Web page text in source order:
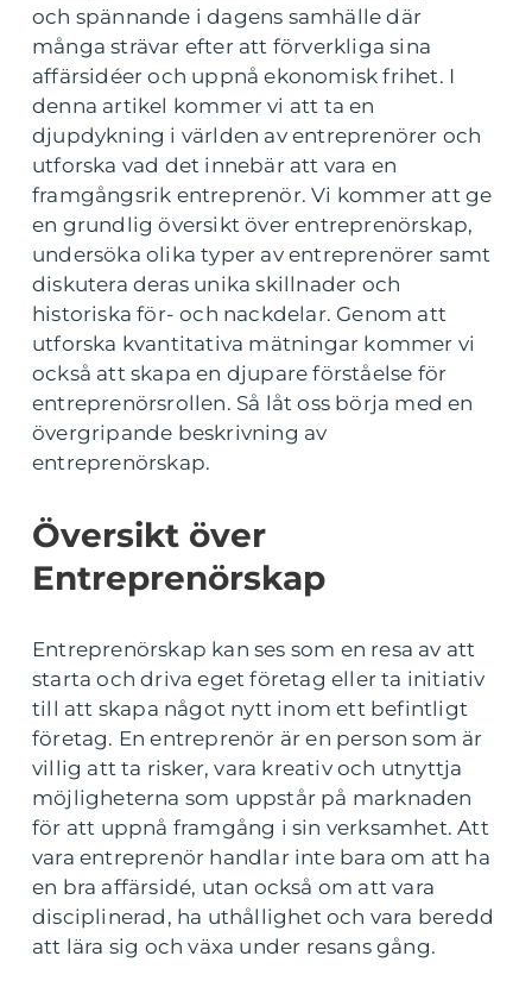
och spännande i dagens samhälle där
många strävar efter att förverkliga sina
affärsidéer och uppnå ekonomisk frihet. I
denna artikel kommer vi att ta en
djupdykning i världen av entreprenörer och
utforska vad det innebär att vara en
framgångsrik entreprenör. Vi kommer att ge
en grundlig översikt över entreprenörskap,
undersöka olika typer av entreprenörer samt
diskutera deras unika skillnader och
historiska för- och nackdelar. Genom att
utforska kvantitativa mätningar kommer vi
också att skapa en djupare förståelse för
entreprenörsrollen. Så låt oss börja med en
övergripande beskrivning av
entreprenörskap.
Översikt över
Entreprenörskap
Entreprenörskap kan ses som en resa av att
starta och driva eget företag eller ta initiativ
till att skapa något nytt inom ett befintligt
företag. En entreprenör är en person som är
villig att ta risker, vara kreativ och utnyttja
möjligheterna som uppstår på marknaden
för att uppnå framgång i sin verksamhet. Att
vara entreprenör handlar inte bara om att ha
en bra affärsidé, utan också om att vara
disciplinerad, ha uthållighet och vara beredd
att lära sig och växa under resans gång.